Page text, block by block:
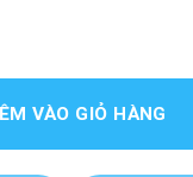
VÀO GIỎ HÀNG